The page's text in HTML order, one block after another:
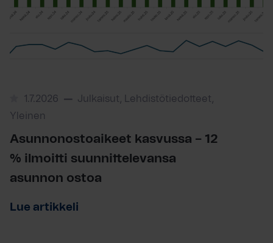
1.7.2026
Julkaisut, Lehdistötiedotteet,
Yleinen
Asunnonostoaikeet kasvussa – 12
% ilmoitti suunnittelevansa
asunnon ostoa
Lue artikkeli